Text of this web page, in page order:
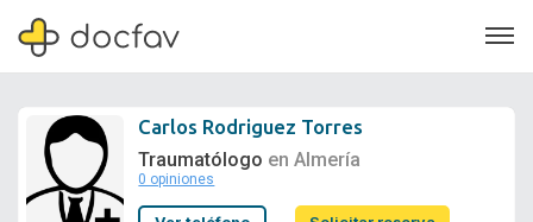
Soporte
Carlos Rodriguez Torres
Traumatólogo en Almería
0 opiniones